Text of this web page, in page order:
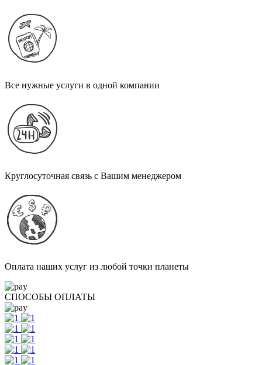
Все нужные услуги в одной компании
Круглосуточная связь с Вашим менеджером
Оплата наших услуг из любой точки планеты
СПОСОБЫ ОПЛАТЫ